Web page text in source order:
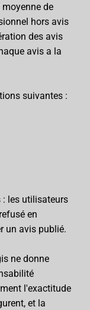
de
hors avis
des avis
avis a la
suivantes :
: les utilisateurs
en
un avis publié.
ne donne
l'exactitude
et la